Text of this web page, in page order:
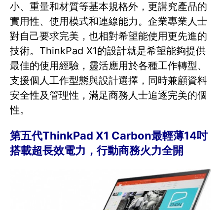
小、重量和材質等基本規格外，更講究產品的
實用性、使用模式和連線能力。企業專業人士
對自己要求完美，也相對希望能使用更先進的
技術。ThinkPad X1的設計就是希望能夠提供
最佳的使用經驗，靈活應用於各種工作轉型、
支援個人工作型態與設計選擇，同時兼顧資料
安全性及管理性，滿足商務人士追逐完美的個
性。
第五代ThinkPad X1 Carbon最輕薄14吋
搭載超長效電力，行動商務火力全開